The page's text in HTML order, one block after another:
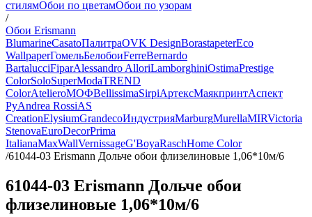
стилямОбои по цветамОбои по узорам
/
Обои Erismann
BlumarineCasatoПалитраOVK DesignBorastapeterEco
WallpaperГомельБелобоиFerreBernardo
BartalucciFiparAlessandro AlloriLamborghiniOstimaPrestige
ColorSoloSuperModaTREND
ColorAtelieroМОФBellissimaSirpiАртексМаякпринтАспект
РуAndrea RossiAS
CreationElysiumGrandecoИндустрияMarburgMurellaMIRVictoria
StenovaEuroDecorPrima
ItalianaMaxWallVernissageG'BoyaRaschHome Color
/61044-03 Erismann Дольче обои флизелиновые 1,06*10м/6
61044-03 Erismann Дольче обои
флизелиновые 1,06*10м/6